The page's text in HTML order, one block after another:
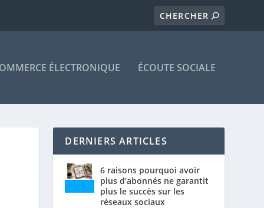
ÉLECTRONIQUE ÉCOUTE SOCIALE
DERNIERS ARTICLES
6 raisons pourquoi avoir
plus d’abonnés ne garantit
plus le succès sur les
réseaux sociaux